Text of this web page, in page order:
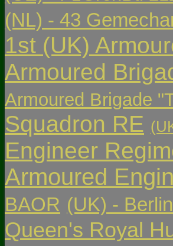
(NL) - 43
1st (UK)
Armoured
Armoured Brigade
Squadron RE
Engineer
Armoured
BAOR (UK) -
Queen's Royal